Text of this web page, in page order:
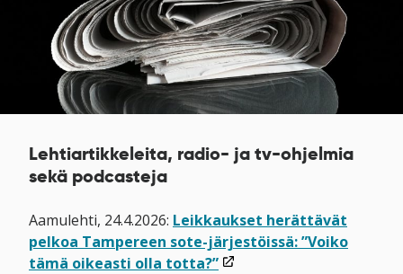
Lehtiartikkeleita, radio- ja tv-ohjelmia
sekä podcasteja
Aamulehti, 24.4.2026: Leikkaukset herättävät
pelkoa Tampereen sote-järjestöissä: ”Voiko
tämä oikeasti olla totta?”(linkki